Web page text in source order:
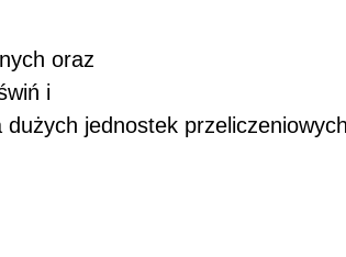
oraz
i
jednostek